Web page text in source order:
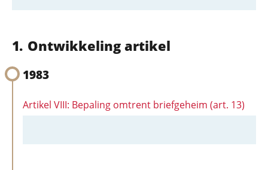
Ontwikkeling artikel
1983
Artikel VIII: Bepaling omtrent briefgeheim (art. 13)